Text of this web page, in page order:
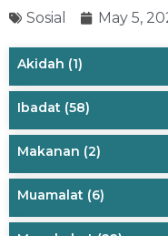
Sosial May 5,
Akidah (1)
Ibadat (58)
Makanan (2)
Muamalat (6)